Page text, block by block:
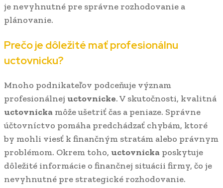
je nevyhnutné pre správne rozhodovanie a
plánovanie.
Prečo je dôležité mať profesionálnu
uctovnicku?
Mnoho podnikateľov podceňuje význam
profesionálnej uctovnicke. V skutočnosti, kvalitná
uctovnicka môže ušetriť čas a peniaze. Správne
účtovníctvo pomáha predchádzať chybám, ktoré
by mohli viesť k finančným stratám alebo právnym
problémom. Okrem toho, uctovnicka poskytuje
dôležité informácie o finančnej situácii firmy, čo je
nevyhnutné pre strategické rozhodovanie.